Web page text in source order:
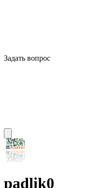
Задать вопрос
padlik0